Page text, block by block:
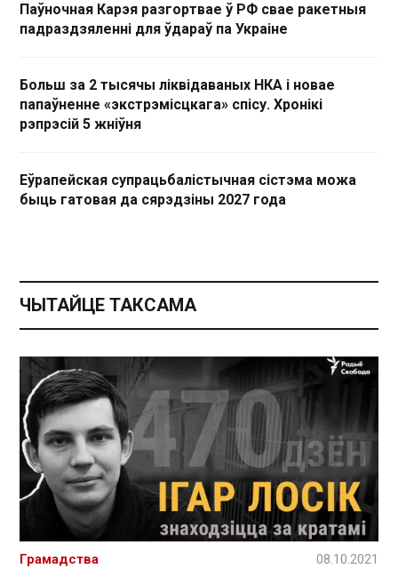
Паўночная Карэя разгортвае ў РФ свае ракетныя
падраздзяленні для ўдараў па Украіне
Больш за 2 тысячы ліквідаваных НКА і новае
папаўненне «экстрэмісцкага» спісу. Хронікі
рэпрэсій 5 жніўня
Еўрапейская супрацьбалістычная сістэма можа
быць гатовая да сярэдзіны 2027 года
ЧЫТАЙЦЕ ТАКСАМА
Грамадства 08.10.2021